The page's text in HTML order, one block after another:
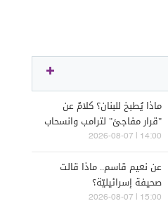
ماذا يُطبخ للبنان؟ كلامٌ عن
"قرار مفاجئ" لترامب وانسحاب
إسرائيل
14:00 | 2026-08-07
عن نعيم قاسم.. ماذا قالت
صحيفة إسرائيليّة؟
15:00 | 2026-08-07